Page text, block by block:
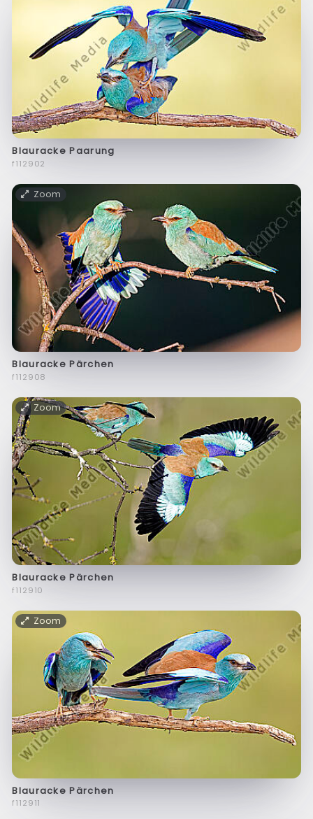
Blauracke Paarung
f112902
Zoom
Blauracke Pärchen
f112908
Zoom
Blauracke Pärchen
f112910
Zoom
Blauracke Pärchen
f112911